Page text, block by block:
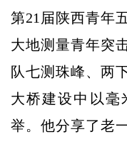
第21届陕西青年
大地测量青年突
队七测珠峰、两
大桥建设中以毫
举。他分享了老